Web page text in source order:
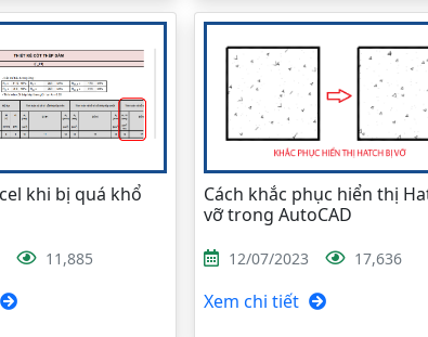
khi bị quá khổ
11,885
Cách khắc phục hiển thị
vỡ trong AutoCAD
12/07/2023 17,636
Xem chi tiết